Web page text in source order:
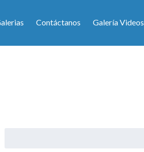
Contáctanos Galería Videos